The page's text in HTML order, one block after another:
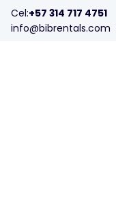
Cel:+57 314 717 4751
info@bibrentals.com